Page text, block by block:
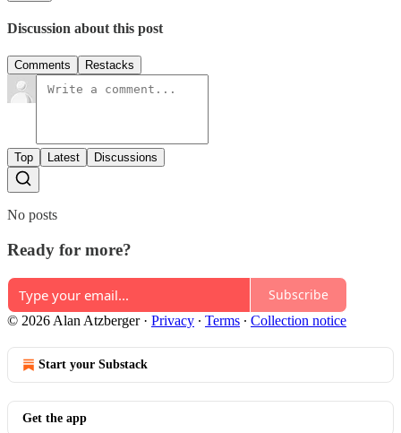
Discussion about this post
Comments Restacks
Top Latest Discussions
No posts
Ready for more?
Subscribe
© 2026 Alan Atzberger· Privacy ∙ Terms ∙ Collection notice
Start your Substack
Get the app